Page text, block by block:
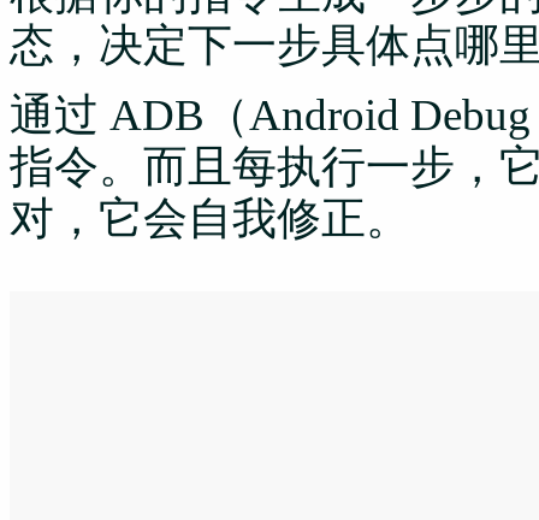
态，决定下一步具体点哪
通过 ADB（Android
指令。而且每执行一步，
对，它会自我修正。